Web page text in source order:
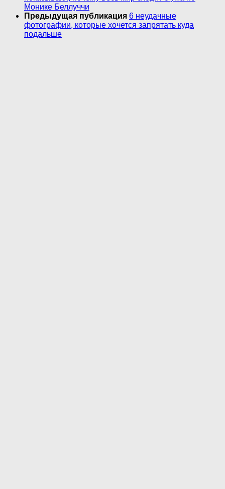
Монике Беллуччи
Предыдущая публикация 6 неудачные
фотографии, которые хочется запрятать куда
подальше